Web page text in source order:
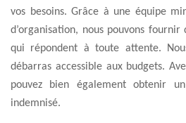
vos besoins. Grâce à une équipe
d’organisation, nous pouvons
qui répondent à toute attente.
débarras accessible aux budgets.
pouvez bien également obtenir
indemnisé.